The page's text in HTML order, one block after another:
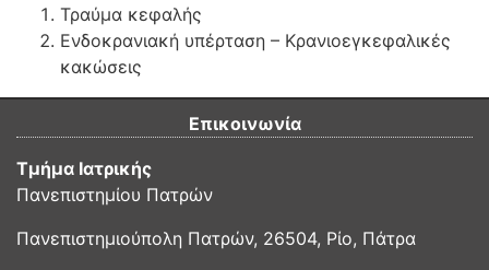
Τραύμα κεφαλής
Ενδοκρανιακή υπέρταση – Κρανιοεγκεφαλικές
κακώσεις
Επικοινωνία
Τμήμα Ιατρικής
Πανεπιστημίου Πατρών
Πανεπιστημιούπολη Πατρών, 26504, Ρίο, Πάτρα